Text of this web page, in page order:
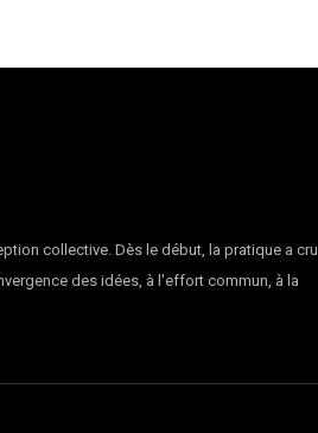
collective. Dès le début, la pratique a cru
des idées, à l'effort commun, à la